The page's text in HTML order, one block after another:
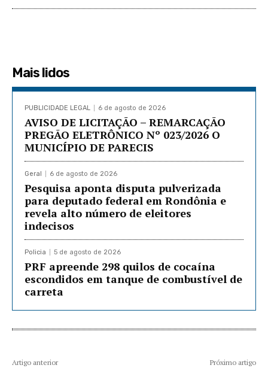
Mais lidos
PUBLICIDADE LEGAL 6 de agosto de 2026
AVISO DE LICITAÇÃO – REMARCAÇÃO
PREGÃO ELETRÔNICO Nº 023/2026 O
MUNICÍPIO DE PARECIS
Geral 6 de agosto de 2026
Pesquisa aponta disputa pulverizada
para deputado federal em Rondônia e
revela alto número de eleitores
indecisos
Policia 5 de agosto de 2026
PRF apreende 298 quilos de cocaína
escondidos em tanque de combustível de
carreta
Artigo anterior Próximo artigo